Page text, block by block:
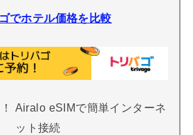
でホテル価格を比較
Airalo eSIMで簡単インターネ
ット接続